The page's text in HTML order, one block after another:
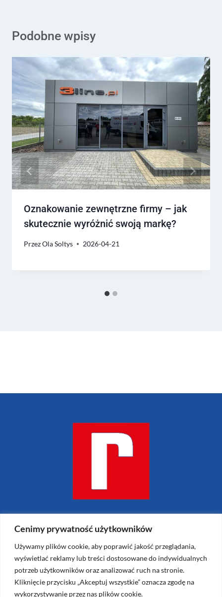
Cenimy prywatność użytkowników
Używamy plików cookie, aby poprawić jakość przeglądania,
wyświetlać reklamy lub treści dostosowane do indywidualnych
potrzeb użytkowników oraz analizować ruch na stronie.
Kliknięcie przycisku „Akceptuj wszystkie” oznacza zgodę na
wykorzystywanie przez nas plików cookie.
Podobne wpisy
Oznakowanie zewnętrzne firmy – jak
skutecznie wyróżnić swoją markę?
PrzezOla Soltys 2026-04-21
Reklamiarnia.pl – Krzysztof Janiszewski
ul. Janusza Meissnera 5
Kraków 31-457